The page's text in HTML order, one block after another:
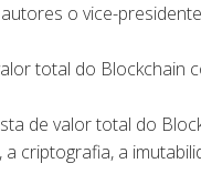
o vice-
total do Blockchain
de valor total do
criptografia, a